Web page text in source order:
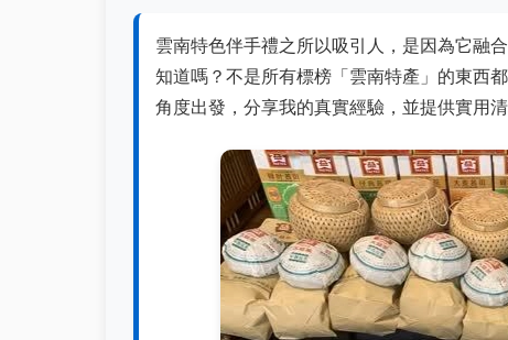
雲南特色伴手禮之所以吸引人，是因為它融
知道嗎？不是所有標榜「雲南特產」的東西
角度出發，分享我的真實經驗，並提供實用清